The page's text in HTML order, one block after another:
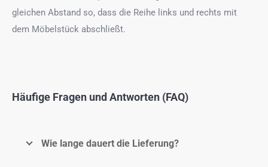
gleichen Abstand so, dass die Reihe links und rechts mit
dem Möbelstück abschließt.
Häufige Fragen und Antworten (FAQ)
Wie lange dauert die Lieferung?